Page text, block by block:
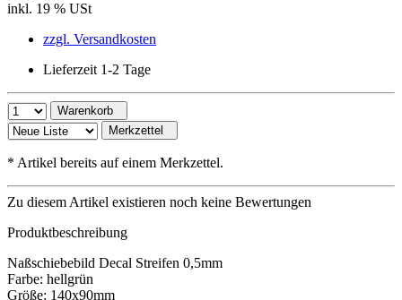
inkl. 19 % USt
zzgl. Versandkosten
Lieferzeit 1-2 Tage
Warenkorb
Merkzettel
* Artikel bereits auf einem Merkzettel.
Zu diesem Artikel existieren noch keine Bewertungen
Produktbeschreibung
Naßschiebebild Decal Streifen 0,5mm
Farbe: hellgrün
Größe: 140x90mm